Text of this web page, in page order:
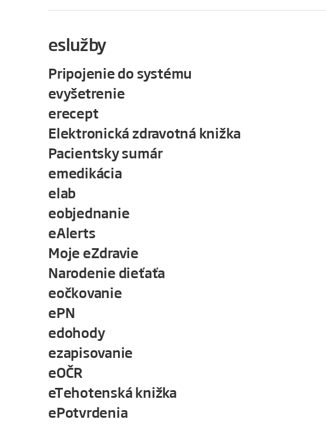
eslužby
Pripojenie do systému
evyšetrenie
erecept
Elektronická zdravotná knižka
Pacientsky sumár
emedikácia
elab
eobjednanie
eAlerts
Moje eZdravie
Narodenie dieťaťa
eočkovanie
ePN
edohody
ezapisovanie
eOČR
eTehotenská knižka
ePotvrdenia